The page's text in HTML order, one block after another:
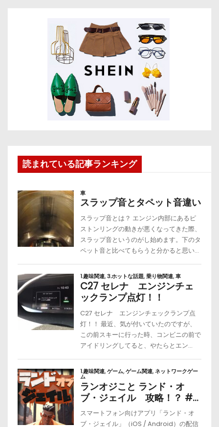
読まれている記事ランキング